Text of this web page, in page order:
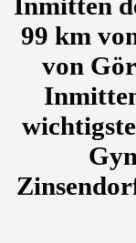
99 km
von